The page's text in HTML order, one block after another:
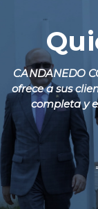
CANDANEDO
ofrece a sus
completa y